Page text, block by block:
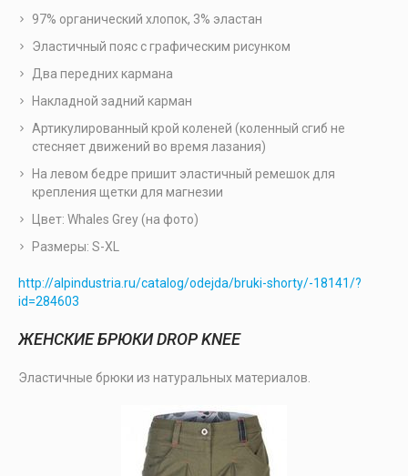
97% органический хлопок, 3% эластан
Эластичный пояс с графическим рисунком
Два передних кармана
Накладной задний карман
Артикулированный крой коленей (коленный сгиб не
стесняет движений во время лазания)
На левом бедре пришит эластичный ремешок для
крепления щетки для магнезии
Цвет: Whales Grey (на фото)
Размеры: S-XL
http://alpindustria.ru/catalog/odejda/bruki-shorty/-18141/?
id=284603
ЖЕНСКИЕ БРЮКИ DROP KNEE
Эластичные брюки из натуральных материалов.